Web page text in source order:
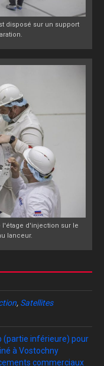
disposé sur un support
l'étage d'injection sur le
lanceur.
, Satellites
(partie inférieure) pour
à Vostochny
commerciaux